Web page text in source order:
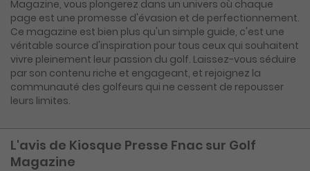
Magazine, vous plongerez dans un univers où chaque
page est une promesse d'évasion et de perfectionnement.
Ce magazine est bien plus qu'un simple guide, c'est une
véritable source d'inspiration pour tous ceux qui souhaitent
vivre pleinement leur passion du golf. Laissez-vous séduire
par son contenu riche et engageant, et rejoignez la
communauté des golfeurs qui ne cessent de repousser
leurs limites.
L'avis de Kiosque Presse Fnac sur Golf
Magazine